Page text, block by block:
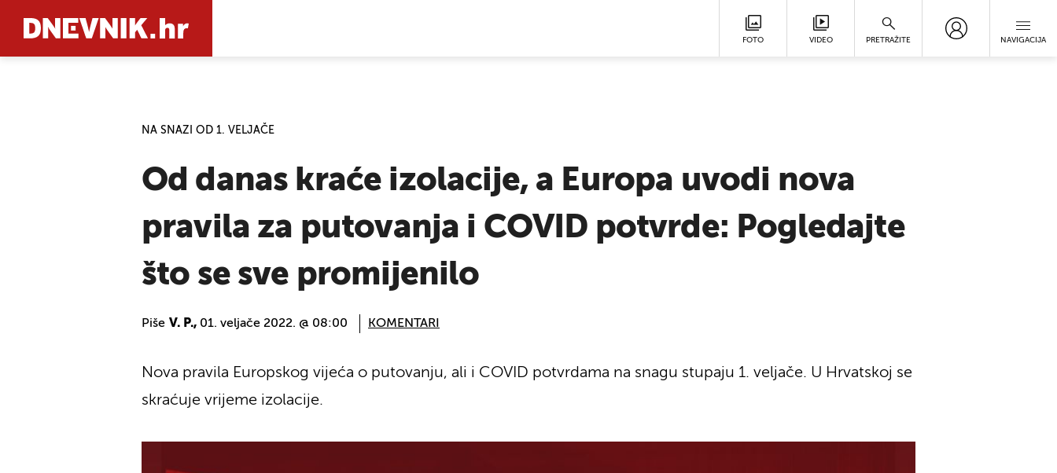
FOTO VIDEO PRETRAŽITE NAVIGACIJA
NA SNAZI OD 1. VELJAČE
Od danas kraće izolacije, a Europa uvodi nova
pravila za putovanja i COVID potvrde: Pogledajte
što se sve promijenilo
Piše V. P., 01. veljače 2022. @ 08:00 KOMENTARI
Nova pravila Europskog vijeća o putovanju, ali i COVID potvrdama na snagu stupaju 1. veljače. U Hrvatskoj se
skraćuje vrijeme izolacije.